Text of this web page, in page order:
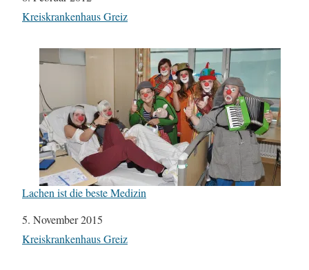
In Bezug auf
Kreiskrankenhaus Greiz
Lachen ist die beste Medizin
Datum
5. November 2015
In Bezug auf
Kreiskrankenhaus Greiz